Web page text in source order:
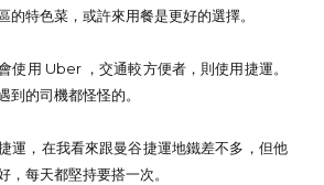
的特色菜，或許來用餐是更好的選擇。
使用 Uber ，交通較方便者，則使用捷運。
的司機都怪怪的。
運，在我看來跟曼谷捷運地鐵差不多，但他
，每天都堅持要搭一次。